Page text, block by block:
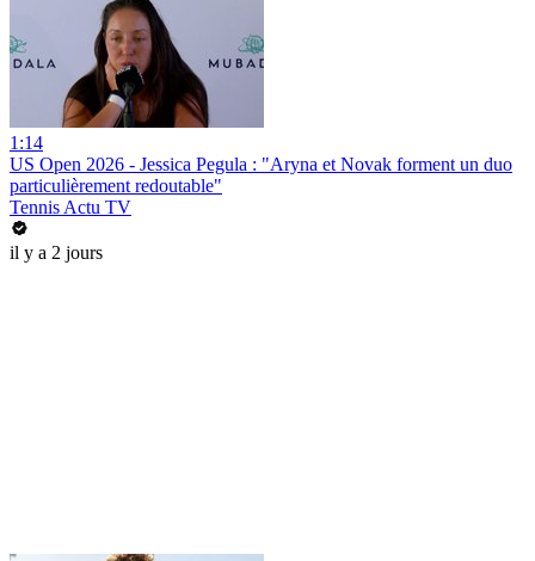
1:14
US Open 2026 - Jessica Pegula : "Aryna et Novak forment un duo
particulièrement redoutable"
Tennis Actu TV
il y a 2 jours